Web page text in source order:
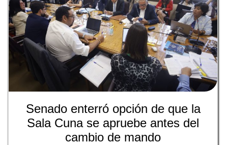
Senado enterró opción de que la
Sala Cuna se apruebe antes del
cambio de mando